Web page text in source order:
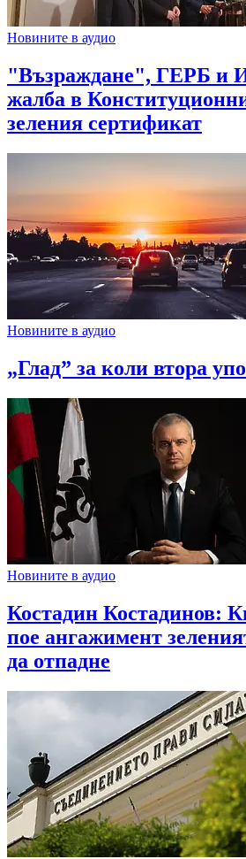
Новините в аудио
"Възраждане", ГЕРБ и
жалба в
зеления сертификат
Новините в аудио
„Глад” за коли втора
Новините в аудио
Костадин Костадинов:
пое ангажимент
да отпадне